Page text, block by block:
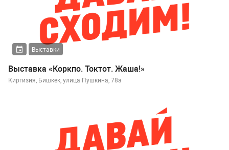
Выставки
Выставка «Коркпо. Токтот. Жаша!»
Киргизия, Бишкек, улица Пушкина, 78а